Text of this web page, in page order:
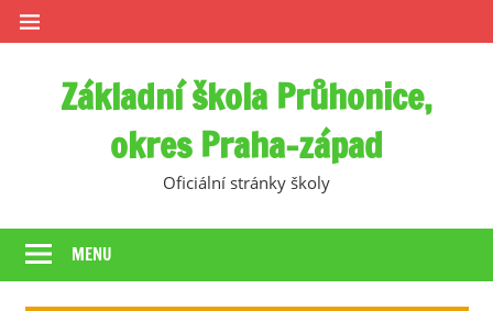
Skip
to
Základní škola Průhonice,
okres Praha-západ
Oficiální stránky školy
MENU